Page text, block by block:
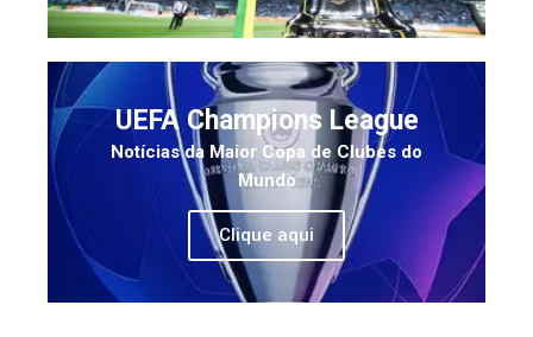
UEFA Champions League
Notícias da Maior Copa de Clubes do
Mundo
Clique aqui